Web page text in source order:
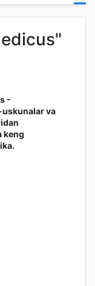
-
va
keng